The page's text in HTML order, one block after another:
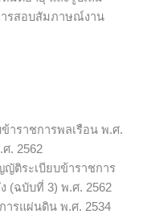
ารสอบสัมภาษณ์งาน
าราชการพลเรือน พ.ศ.
. 2562
ติระเบียบข้าราชการ
(ฉบับที่ 3) พ.ศ. 2562
ารแผ่นดิน พ.ศ. 2534